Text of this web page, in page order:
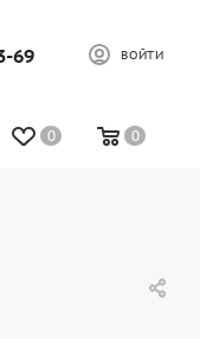
69 ВОЙТИ
0 0